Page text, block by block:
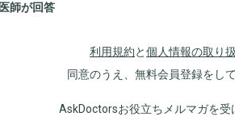
師が回答
利用規約と個人情報の取り
同意のうえ、無料会員登録をし
AskDoctorsお役立ちメルマガを受